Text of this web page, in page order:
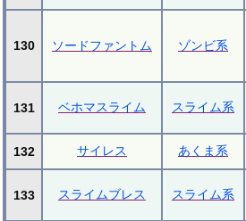
130 ソードファントム ゾンビ系
131 ベホマスライム スライム系
132 サイレス あくま系
133 スライムブレス スライム系